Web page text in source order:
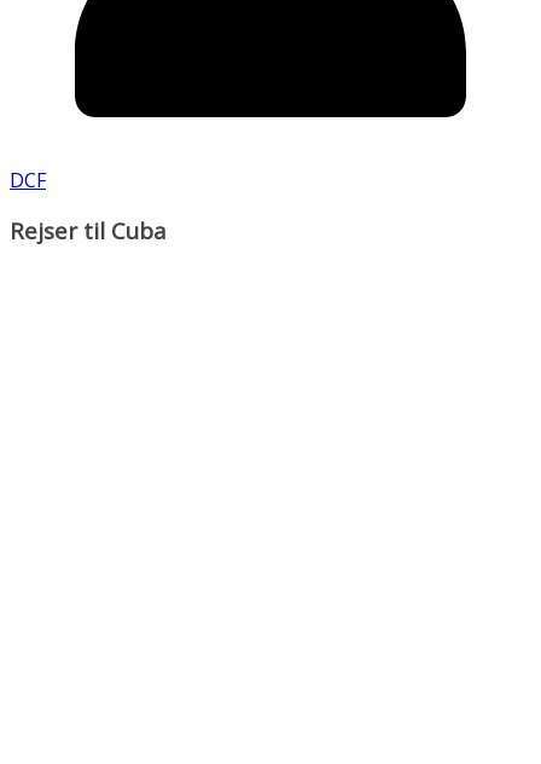
DCF
Rejser til Cuba